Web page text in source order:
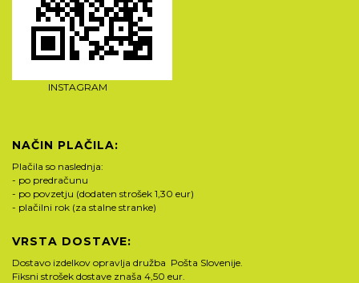
INSTAGRAM
NAČIN PLAČILA:
Plačila so naslednja:
- po predračunu
- po povzetju (dodaten strošek 1,30 eur)
- plačilni rok (za stalne stranke)
VRSTA DOSTAVE:
Dostavo izdelkov opravlja družba Pošta Slovenije.
Fiksni strošek dostave znaša 4,50 eur.